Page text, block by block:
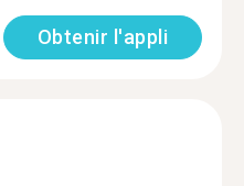
Obtenir l'appli